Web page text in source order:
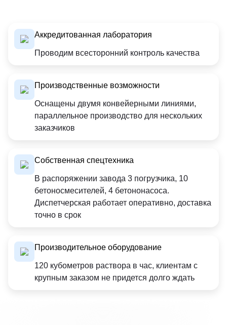
Аккредитованная лаборатория
Проводим всесторонний контроль качества
Производственные возможности
Оснащены двумя конвейерными линиями,
параллельное производство для нескольких
заказчиков
Собственная спецтехника
В распоряжении завода 3 погрузчика, 10
бетоносмесителей, 4 бетононасоса.
Диспетчерская работает оперативно, доставка
точно в срок
Производительное оборудование
120 кубометров раствора в час, клиентам с
крупным заказом не придется долго ждать